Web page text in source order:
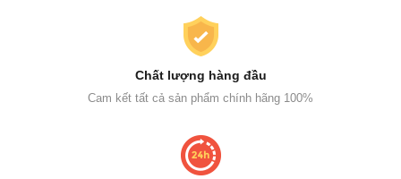
Chất lượng hàng đầu
Cam kết tất cả sản phẩm chính hãng 100%